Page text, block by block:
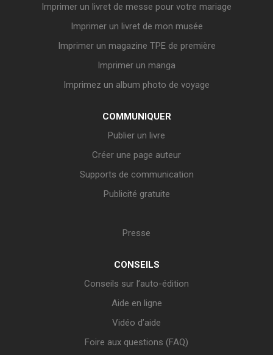
Imprimer un livret de messe pour votre mariage
Imprimer un livret de mon musée
Imprimer un magazine TPE de première
Imprimer un manga
Imprimez un album photo de voyage
COMMUNIQUER
Publier un livre
Créer une page auteur
Supports de communication
Publicité gratuite
Presse
CONSEILS
Conseils sur l’auto-édition
Aide en ligne
Vidéo d’aide
Foire aux questions (FAQ)